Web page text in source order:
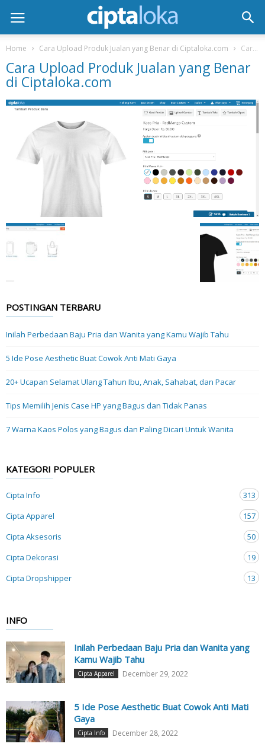
Home Cara Upload Produk Jualan yang Benar di Ciptaloka.com Cara Upload Produk Jualan yang Benar di Ciptaloka.com
Cara Upload Produk Jualan yang Benar
di Ciptaloka.com
POSTINGAN TERBARU
Inilah Perbedaan Baju Pria dan Wanita yang Kamu Wajib Tahu
5 Ide Pose Aesthetic Buat Cowok Anti Mati Gaya
20+ Ucapan Selamat Ulang Tahun Ibu, Anak, Sahabat, dan Pacar
Tips Memilih Jenis Case HP yang Bagus dan Tidak Panas
7 Warna Kaos Polos yang Bagus dan Paling Dicari Untuk Wanita
KATEGORI POPULER
Cipta Info
313
Cipta Apparel
157
Cipta Aksesoris
50
Cipta Dekorasi
19
Cipta Dropshipper
13
INFO
Inilah Perbedaan Baju Pria dan Wanita yang
Kamu Wajib Tahu
Cipta Apparel December 29, 2022
5 Ide Pose Aesthetic Buat Cowok Anti Mati
Gaya
Cipta Info December 28, 2022